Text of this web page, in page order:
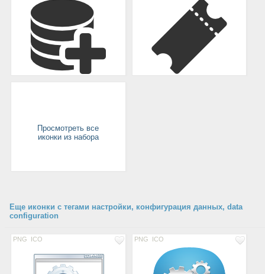
Просмотреть все
иконки из набора
Еще иконки с тегами настройки, конфигурация данных, data
configuration
PNG ICO PNG ICO